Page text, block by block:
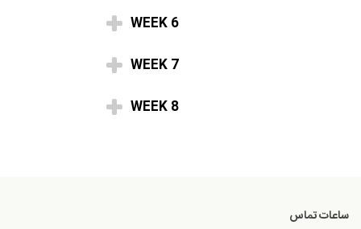
WEEK 6
WEEK 7
WEEK 8
ساعات تماس